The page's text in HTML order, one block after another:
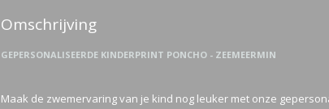
Omschrijving
GEPERSONALISEERDE KINDERPRINT PONCHO - ZEEMEERMIN
Maak de zwemervaring van je kind nog leuker met onze